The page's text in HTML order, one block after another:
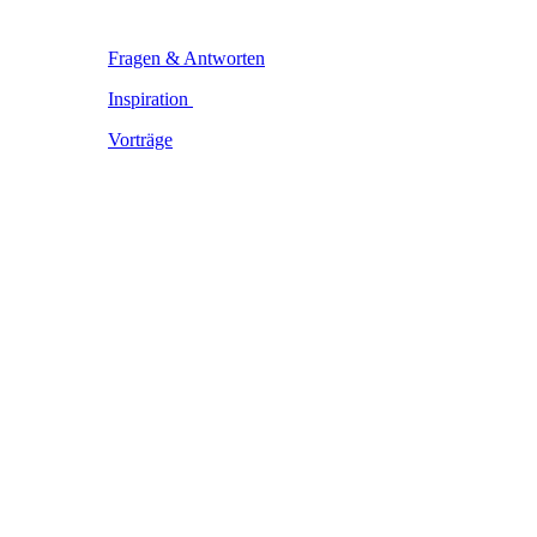
Fragen & Antworten
Inspiration
Vorträge